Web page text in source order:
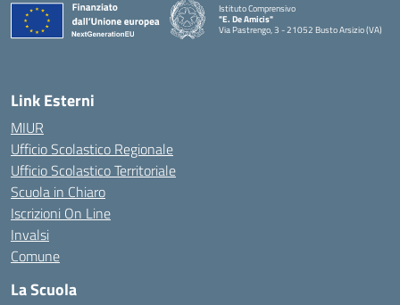
Istituto Comprensivo
"E. De Amicis"
Via Pastrengo, 3 - 21052 Busto Arsizio (VA)
Link Esterni
MIUR
Ufficio Scolastico Regionale
Ufficio Scolastico Territoriale
Scuola in Chiaro
Iscrizioni On Line
Invalsi
Comune
La Scuola